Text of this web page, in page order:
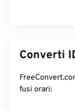
Converti
fusi orari: